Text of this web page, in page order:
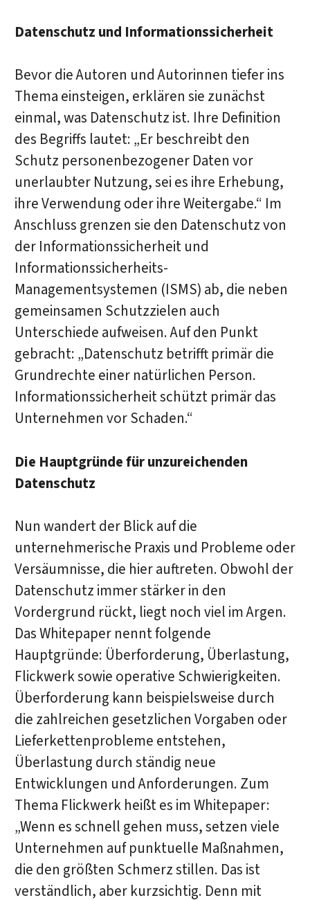
Datenschutz und Informationssicherheit
Bevor die Autoren und Autorinnen tiefer ins
Thema einsteigen, erklären sie zunächst
einmal, was Datenschutz ist. Ihre Definition
des Begriffs lautet: „Er beschreibt den
Schutz personenbezogener Daten vor
unerlaubter Nutzung, sei es ihre Erhebung,
ihre Verwendung oder ihre Weitergabe.“ Im
Anschluss grenzen sie den Datenschutz von
der Informationssicherheit und
Informationssicherheits-
Managementsystemen (ISMS) ab, die neben
gemeinsamen Schutzzielen auch
Unterschiede aufweisen. Auf den Punkt
gebracht: „Datenschutz betrifft primär die
Grundrechte einer natürlichen Person.
Informationssicherheit schützt primär das
Unternehmen vor Schaden.“
Die Hauptgründe für unzureichenden
Datenschutz
Nun wandert der Blick auf die
unternehmerische Praxis und Probleme oder
Versäumnisse, die hier auftreten. Obwohl der
Datenschutz immer stärker in den
Vordergrund rückt, liegt noch viel im Argen.
Das Whitepaper nennt folgende
Hauptgründe: Überforderung, Überlastung,
Flickwerk sowie operative Schwierigkeiten.
Überforderung kann beispielsweise durch
die zahlreichen gesetzlichen Vorgaben oder
Lieferkettenprobleme entstehen,
Überlastung durch ständig neue
Entwicklungen und Anforderungen. Zum
Thema Flickwerk heißt es im Whitepaper:
„Wenn es schnell gehen muss, setzen viele
Unternehmen auf punktuelle Maßnahmen,
die den größten Schmerz stillen. Das ist
verständlich, aber kurzsichtig. Denn mit